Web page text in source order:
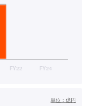
単位： 億円